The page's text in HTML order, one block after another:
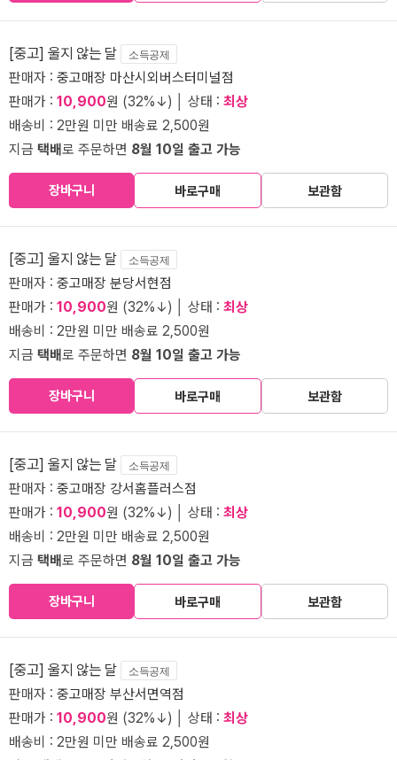
[중고] 울지 않는 달 소득공제
판매자 : 중고매장 마산시외버스터미널점
판매가 : 10,900원 (32%↓) │ 상태 : 최상
배송비 : 2만원 미만 배송료 2,500원
지금 택배로 주문하면 8월 10일 출고 가능
장바구니 바로구매 보관함
[중고] 울지 않는 달 소득공제
판매자 : 중고매장 분당서현점
판매가 : 10,900원 (32%↓) │ 상태 : 최상
배송비 : 2만원 미만 배송료 2,500원
지금 택배로 주문하면 8월 10일 출고 가능
장바구니 바로구매 보관함
[중고] 울지 않는 달 소득공제
판매자 : 중고매장 강서홈플러스점
판매가 : 10,900원 (32%↓) │ 상태 : 최상
배송비 : 2만원 미만 배송료 2,500원
지금 택배로 주문하면 8월 10일 출고 가능
장바구니 바로구매 보관함
[중고] 울지 않는 달 소득공제
판매자 : 중고매장 부산서면역점
판매가 : 10,900원 (32%↓) │ 상태 : 최상
배송비 : 2만원 미만 배송료 2,500원